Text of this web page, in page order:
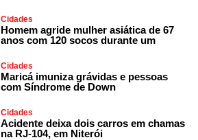
Cidades
Homem agride mulher asiática de 67
anos com 120 socos durante um
Cidades
Maricá imuniza grávidas e pessoas
com Síndrome de Down
Cidades
Acidente deixa dois carros em chamas
na RJ-104, em Niterói